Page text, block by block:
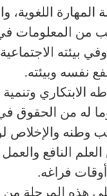
اللغوية،
من
بيئته
نفسه وبيئته.
الابتكاري
له من
وطنه والإخلاص
النافع
أوقات فراغه.
هذه المرحلة